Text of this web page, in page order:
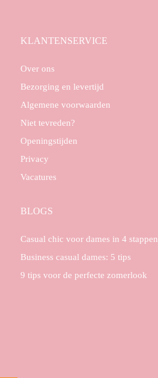
KLANTENSERVICE
Over ons
Bezorging en levertijd
Algemene voorwaarden
Niet tevreden?
Openingstijden
Privacy
Vacatures
BLOGS
Casual chic voor dames in 4 stappen
Business casual dames: 5 tips
9 tips voor de perfecte zomerlook